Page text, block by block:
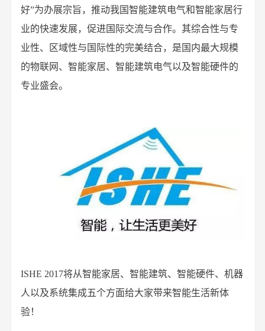
好”为办展宗旨，推动我国智能建筑电气和智能家居行
业的快速发展，促进国际交流与合作。其综合性与专
业性、区域性与国际性的完美结合，是国内最大规模
的物联网、智能家居、智能建筑电气以及智能硬件的
专业盛会。
ISHE 2017将从智能家居、智能建筑、智能硬件、机器
人以及系统集成五个方面给大家带来智能生活新体
验！